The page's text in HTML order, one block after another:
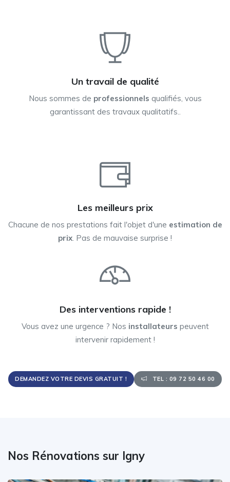
Un travail de qualité
Nous sommes de professionnels qualifiés, vous
garantissant des travaux qualitatifs..
Les meilleurs prix
Chacune de nos prestations fait l'objet d'une estimation de
prix . Pas de mauvaise surprise !
Des interventions rapide !
Vous avez une urgence ? Nos installateurs peuvent
intervenir rapidement !
DEMANDEZ VOTRE DEVIS GRATUIT ! TEL : 09 72 50 46 00
Nos Rénovations sur Igny